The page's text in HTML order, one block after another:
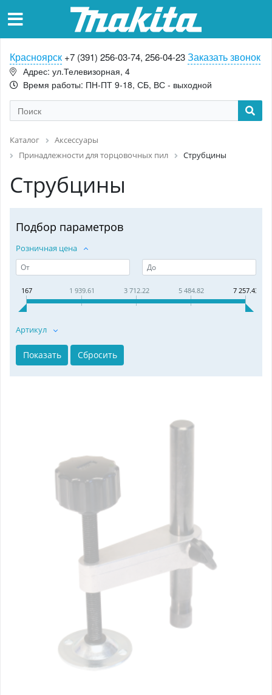
Красноярск +7 (391) 256-03-74, 256-04-23Заказать звонок
Адрес: ул.Телевизорная, 4
Время работы: ПН-ПТ 9-18, СБ, ВС - выходной
Каталог
Аксессуары
Принадлежности для торцовочных пил
Струбцины
Струбцины
Подбор параметров
Розничная цена
167 1 939.61 3 712.22 5 484.82 7 257.43
Артикул